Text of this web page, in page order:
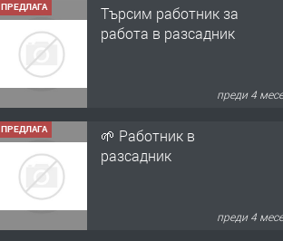
ПРЕДЛАГА
Търсим работник за
работа в разсадник
преди 4
ПРЕДЛАГА
🌱 Работник в
разсадник
преди 4